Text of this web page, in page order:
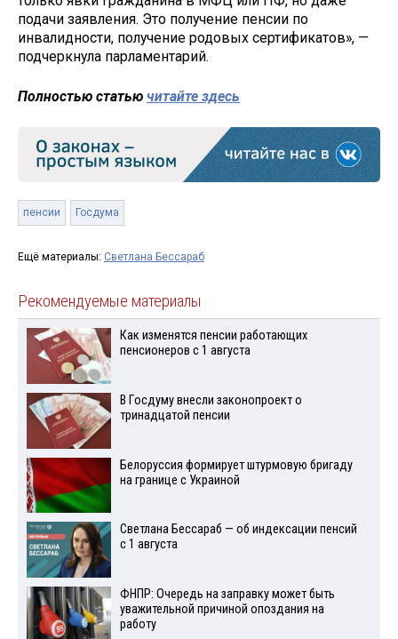
подачи заявления. Это получение пенсии по
инвалидности, получение родовых сертификатов», —
подчеркнула парламентарий.
Полностью статью читайте здесь
пенсии Госдума
Ещё материалы: Светлана Бессараб
Рекомендуемые материалы
Как изменятся пенсии работающих
пенсионеров с 1 августа
В Госдуму внесли законопроект о
тринадцатой пенсии
Белоруссия формирует штурмовую бригаду
на границе с Украиной
Светлана Бессараб — об индексации пенсий
с 1 августа
ФНПР: Очередь на заправку может быть
уважительной причиной опоздания на
работу